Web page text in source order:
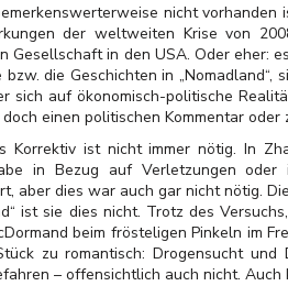
nicht vorhanden
der weltweiten Krise von
Gesellschaft in den USA. Oder eher:
bzw. die Geschichten in
sich auf ökonomisch-politische
einen politischen Kommentar
Korrektiv ist nicht immer nötig. In
in Bezug auf Verletzungen
aber dies war auch gar nicht nötig.
ist sie dies nicht. Trotz des
beim frösteligen Pinkeln im
zu romantisch: Drogensucht und
– offensichtlich auch nicht.